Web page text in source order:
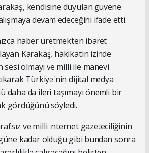
kendisine duyulan güvene
devam edeceğini ifade etti.
haber üretmekten ibaret
Karakaş, hakikatin izinde
olmayı ve milli ile manevi
Türkiye'nin dijital medya
daha da ileri taşımayı önemli bir
gördüğünü söyledi.
ve milli internet gazeteciliğinin
kadar olduğu gibi bundan sonra